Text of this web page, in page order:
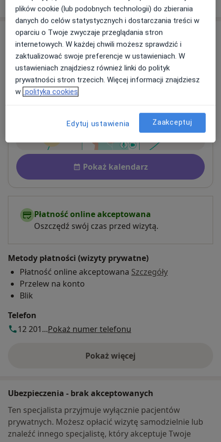
Adresy (2)
Online Adres
Konsultacja online
Dostępność
Pokaż kalendarz
Płatność online akceptowana
Oszczędź swój czas przed wizytą.
Metody płatności (wizyty prywatne)
Płatność online akceptowana Szczegóły
Przelew na konto
Blik
Telefon
12 201...Pokaż numer telefonu
Pokaż więcej
o adresie
Ubezpieczenia - brak akceptowanych
Ten specjalista przyjmuje wyłącznie pacjentów
prywatnych. Możesz opłacić wizytę samodzielnie lub
znaleźć innego specjalistę, który akceptuje Twoje
plików cookie (lub podobnych technologii) do zbierania
danych do celów statystycznych i dostarczania treści w
oparciu o Twoje zwyczaje przeglądania stron
internetowych. W każdej chwili możesz sprawdzić i
zaktualizować swoje preferencje w ustawieniach. W
ustawieniach znajdziesz również linki do polityk
prywatności stron trzecich. Więcej informacji znajdziesz
w polityka cookies
Edytuj ustawienia Zaakceptuj